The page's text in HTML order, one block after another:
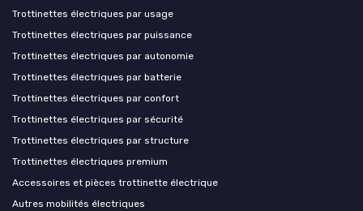
Trottinettes électriques par usage
Trottinettes électriques par puissance
Trottinettes électriques par autonomie
Trottinettes électriques par batterie
Trottinettes électriques par confort
Trottinettes électriques par sécurité
Trottinettes électriques par structure
Trottinettes électriques premium
Accessoires et pièces trottinette électrique
Autres mobilités électriques